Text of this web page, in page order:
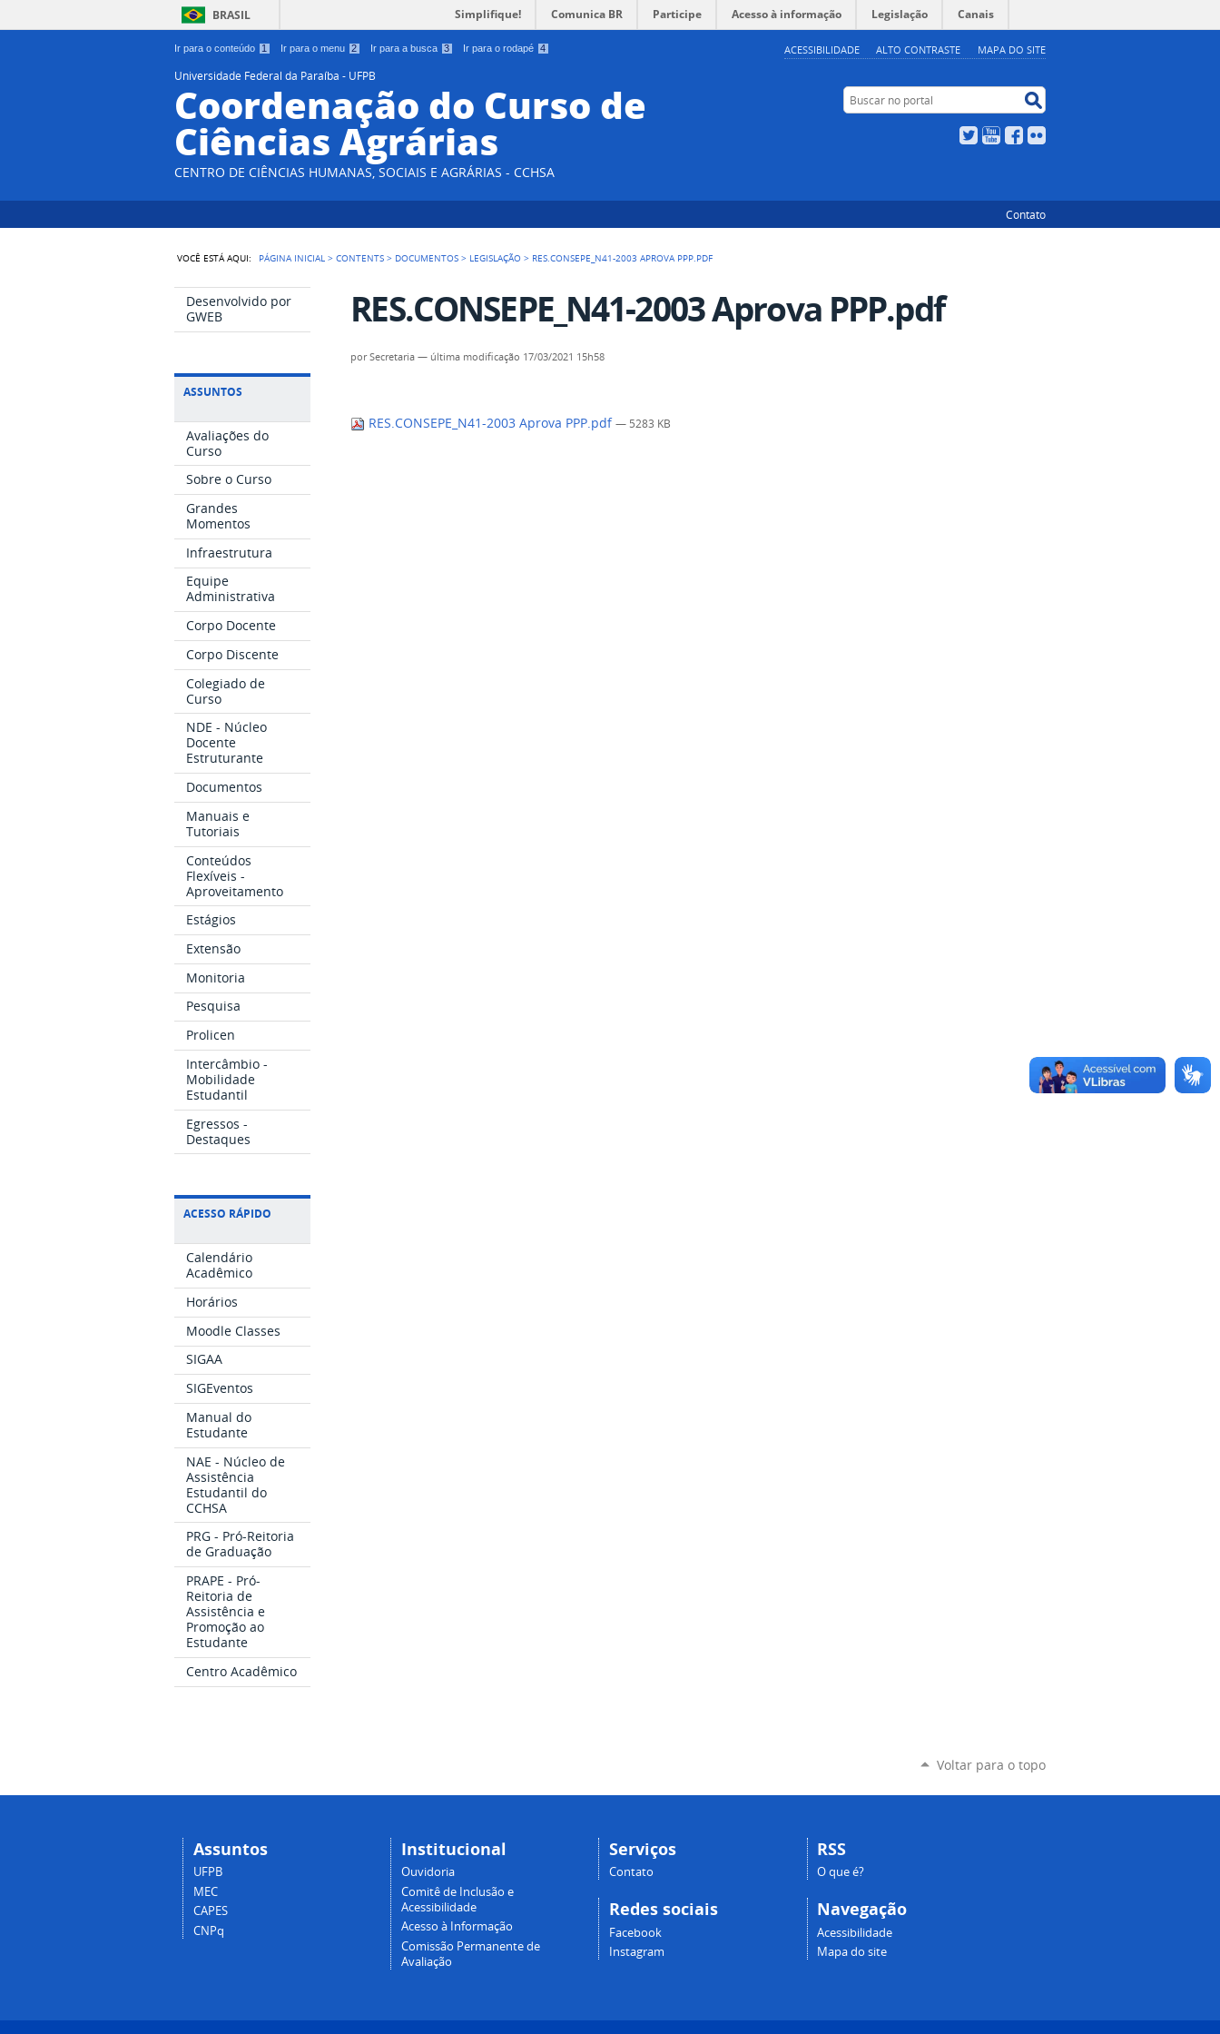
Ir para o conteúdo 1 Ir para o menu 2 Ir para a busca 3 Ir para o rodapé 4 ACESSIBILIDADE ALTO CONTRASTE MAPA DO SITE
BRASIL Simplifique! Comunica BR Participe Acesso à informação Legislação Canais
Universidade Federal da Paraíba - UFPB
Coordenação do Curso de
Ciências Agrárias
CENTRO DE CIÊNCIAS HUMANAS, SOCIAIS E AGRÁRIAS - CCHSA
Buscar no portal
TwitterYouTubeFacebook
Contato
VOCÊ ESTÁ AQUI: PÁGINA INICIAL >CONTENTS > DOCUMENTOS > LEGISLAÇÃO > RES.CONSEPE_N41-2003 APROVA PPP.PDF
Desenvolvido por
GWEB
ASSUNTOS
Avaliações do
Curso
Sobre o Curso
Grandes
Momentos
Infraestrutura
Equipe
Administrativa
Corpo Docente
Corpo Discente
Colegiado de
Curso
NDE - Núcleo
Docente
Estruturante
Documentos
Manuais e
Tutoriais
Conteúdos
Flexíveis -
Aproveitamento
Estágios
Extensão
Monitoria
Pesquisa
Prolicen
Intercâmbio -
Mobilidade
Estudantil
Egressos -
Destaques
ACESSO RÁPIDO
Calendário
Acadêmico
Horários
Moodle Classes
SIGAA
SIGEventos
Manual do
Estudante
NAE - Núcleo de
Assistência
Estudantil do
CCHSA
PRG - Pró-Reitoria
de Graduação
PRAPE - Pró-
Reitoria de
Assistência e
Promoção ao
Estudante
Centro Acadêmico
RES.CONSEPE_N41-2003 Aprova PPP.pdf
porSecretaria — última modificação 17/03/2021 15h58
RES.CONSEPE_N41-2003 Aprova PPP.pdf— 5283 KB
Voltar para o topo
Assuntos
UFPB
MEC
CAPES
CNPq
Institucional
Ouvidoria
Comitê de Inclusão e
Acessibilidade
Acesso à Informação
Comissão Permanente de
Avaliação
Serviços
Contato
Redes sociais
Facebook
Instagram
RSS
O que é?
Navegação
Acessibilidade
Mapa do site